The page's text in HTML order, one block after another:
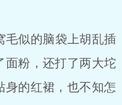
似的脑袋上胡乱插
面粉，还打了两大坨
身的红裙，也不知怎